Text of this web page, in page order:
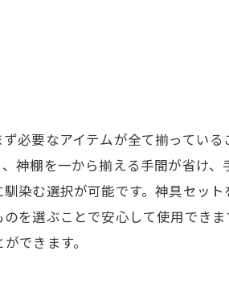
ー
必要なアイテムが全て揃っている
神棚を一から揃える手間が省け、
染む選択が可能です。神具セット
を選ぶことで安心して使用できま
できます。